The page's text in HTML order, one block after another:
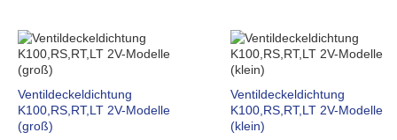
Ventildeckeldichtung
K100,RS,RT,LT 2V-Modelle
(groß)
Ventildeckeldichtung
K100,RS,RT,LT 2V-Modelle
(klein)